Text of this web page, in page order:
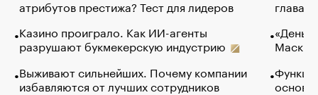
атрибутов престижа? Тест для лидеров
Казино проиграло. Как ИИ-агенты
разрушают букмекерскую индустрию
Выживают сильнейших. Почему компании
избавляются от лучших сотрудников
глава
Маск в
основ